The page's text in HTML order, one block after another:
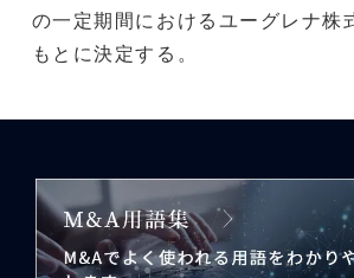
の一定期間におけるユーグレナ株
もとに決定する。